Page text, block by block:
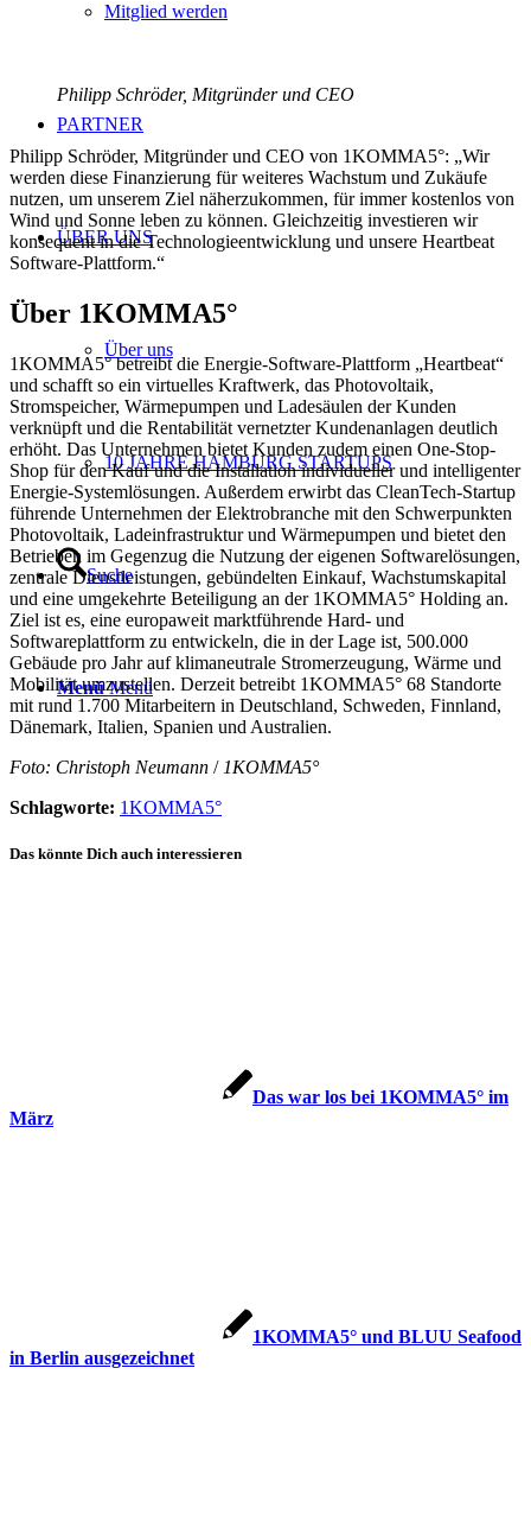
Mitglied werden
PARTNER
ÜBER UNS
Über uns
10 JAHRE HAMBURG STARTUPS
Suche
Menü Menü
Philipp Schröder, Mitgründer und CEO
Philipp Schröder, Mitgründer und CEO von 1KOMMA5°: „Wir
werden diese Finanzierung für weiteres Wachstum und Zukäufe
nutzen, um unserem Ziel näherzukommen, für immer kostenlos von
Wind und Sonne leben zu können. Gleichzeitig investieren wir
konsequent in die Technologieentwicklung und unsere Heartbeat
Software-Plattform.“
Über 1KOMMA5°
1KOMMA5° betreibt die Energie-Software-Plattform „Heartbeat“
und schafft so ein virtuelles Kraftwerk, das Photovoltaik,
Stromspeicher, Wärmepumpen und Ladesäulen der Kunden
verknüpft und die Rentabilität vernetzter Kundenanlagen deutlich
erhöht. Das Unternehmen bietet Kunden zudem einen One-Stop-
Shop für den Kauf und die Installation individueller und intelligenter
Energie-Systemlösungen. Außerdem erwirbt das CleanTech-Startup
führende Unternehmen der Elektrobranche mit den Schwerpunkten
Photovoltaik, Ladeinfrastruktur und Wärmepumpen und bietet den
Betrieben im Gegenzug die Nutzung der eigenen Softwarelösungen,
zentrale Dienstleistungen, gebündelten Einkauf, Wachstumskapital
und eine umgekehrte Beteiligung an der 1KOMMA5° Holding an.
Ziel ist es, eine europaweit marktführende Hard- und
Softwareplattform zu entwickeln, die in der Lage ist, 500.000
Gebäude pro Jahr auf klimaneutrale Stromerzeugung, Wärme und
Mobilität umzustellen. Derzeit betreibt 1KOMMA5° 68 Standorte
mit rund 1.700 Mitarbeitern in Deutschland, Schweden, Finnland,
Dänemark, Italien, Spanien und Australien.
Foto: Christoph Neumann / 1KOMMA5°
Schlagworte: 1KOMMA5°
Das könnte Dich auch interessieren
Das war los bei 1KOMMA5° im
März
1KOMMA5° und BLUU Seafood
in Berlin ausgezeichnet